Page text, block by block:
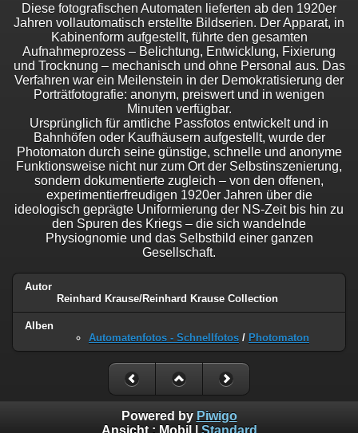
Diese fotografischen Automaten lieferten ab den 1920er
Jahren vollautomatisch erstellte Bildserien. Der Apparat, in
Kabinenform aufgestellt, führte den gesamten
Aufnahmeprozess – Belichtung, Entwicklung, Fixierung
und Trocknung – mechanisch und ohne Personal aus. Das
Verfahren war ein Meilenstein in der Demokratisierung der
Porträtfotografie: anonym, preiswert und in wenigen
Minuten verfügbar.
Ursprünglich für amtliche Passfotos entwickelt und in
Bahnhöfen oder Kaufhäusern aufgestellt, wurde der
Photomaton durch seine günstige, schnelle und anonyme
Funktionsweise nicht nur zum Ort der Selbstinszenierung,
sondern dokumentierte zugleich – von den offenen,
experimentierfreudigen 1920er Jahren über die
ideologisch geprägte Uniformierung der NS-Zeit bis hin zu
den Spuren des Kriegs – die sich wandelnde
Physiognomie und das Selbstbild einer ganzen
Gesellschaft.
Autor
Reinhard Krause/Reinhard Krause Collection
Alben
Automatenfotos - Schnellfotos / Photomaton
Powered by Piwigo